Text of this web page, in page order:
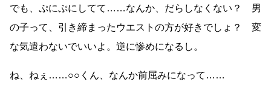
でも、ぷにぷにしてて……なんか、だらしなくない？ 男
の子って、引き締まったウエストの方が好きでしょ？ 変
な気遣わないでいいよ。逆に惨めになるし。
ね、ねぇ……○○くん、なんか前屈みになって……